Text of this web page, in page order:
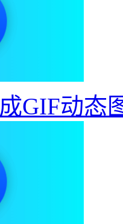
GIF动态